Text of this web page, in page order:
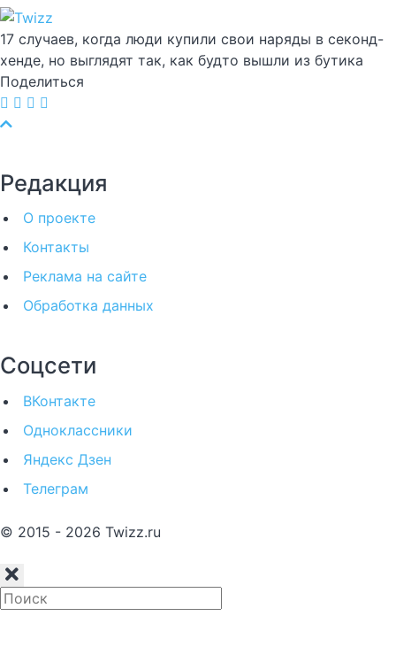
17 случаев, когда люди купили свои наряды в секонд-
хенде, но выглядят так, как будто вышли из бутика
Поделиться
Редакция
О проекте
Контакты
Реклама на сайте
Обработка данных
Соцсети
ВКонтакте
Одноклассники
Яндекс Дзен
Телеграм
© 2015 - 2026 Twizz.ru